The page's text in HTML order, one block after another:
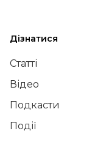
Дізнатися
Статті
Відео
Подкасти
Події